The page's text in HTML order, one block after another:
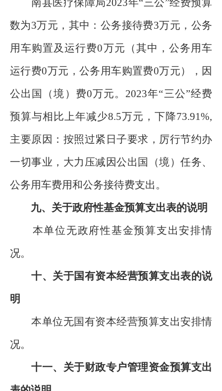
南县医疗保障局2023年“三公”经费预算
数为3万元，其中：公务接待费3万元，公务
用车购置及运行费0万元（其中，公务用车
运行费0万元，公务用车购置费0万元），因
公出国（境）费0万元。2023年“三公”经费
预算与相比上年减少8.5万元，下降73.91%,
主要原因：按照过紧日子要求，厉行节约办
一切事业，大力压减因公出国（境）任务、
公务用车费用和公务接待费支出。
九、关于政府性基金预算支出表的说明
本单位无政府性基金预算支出安排情
况。
十、关于国有资本经营预算支出表的说
明
本单位无国有资本经营预算支出安排情
况。
十一、关于财政专户管理资金预算支出